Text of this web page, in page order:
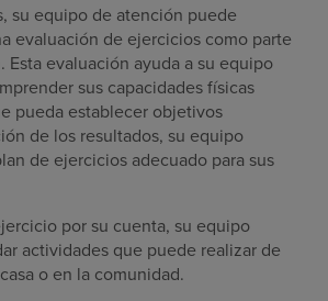
su equipo de atención puede
evaluación de ejercicios como parte
Esta evaluación ayuda a su equipo
sus capacidades físicas
pueda establecer objetivos
de los resultados, su equipo
de ejercicios adecuado para sus
por su cuenta, su equipo
actividades que puede realizar de
o en la comunidad.